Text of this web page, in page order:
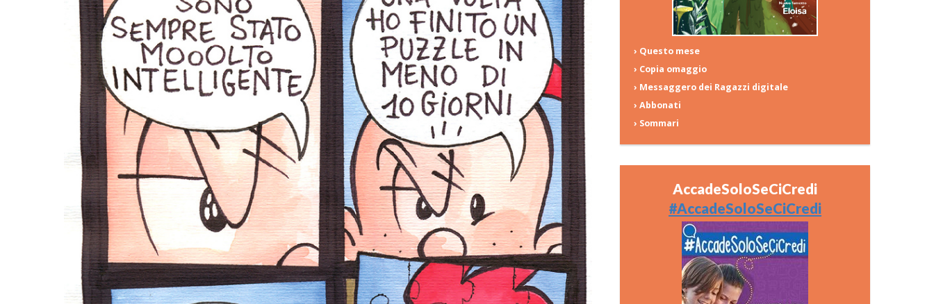
› Questo mese
› Copia omaggio
› Messaggero dei Ragazzi digitale
› Abbonati
› Sommari
AccadeSoloSeCiCredi
#AccadeSoloSeCiCredi